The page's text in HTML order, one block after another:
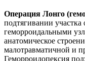
Операция Лонго
подтягивании
геморроидальными
анатомическое
малотравматичной и
Геморроидопексия